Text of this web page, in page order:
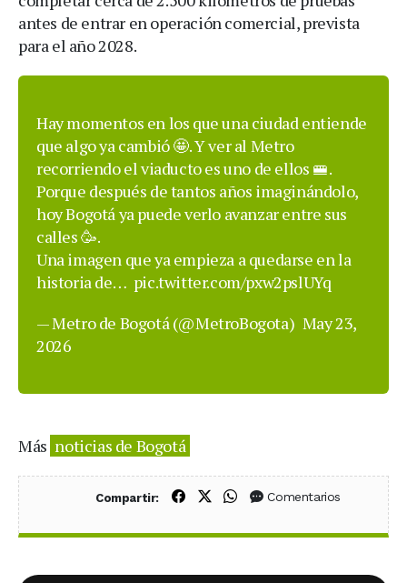
antes de entrar en operación comercial, prevista
para el año 2028.
Hay momentos en los que una ciudad entiende
que algo ya cambió 🤩. Y ver al Metro
recorriendo el viaducto es uno de ellos 🚝.
Porque después de tantos años imaginándolo,
hoy Bogotá ya puede verlo avanzar entre sus
calles 🥳.
Una imagen que ya empieza a quedarse en la
historia de… pic.twitter.com/pxw2pslUYq
— Metro de Bogotá (@MetroBogota) May 23,
2026
Más noticias de Bogotá
Compartir: Compartir en Facebook
Compartir en X (Twitter)
Compartir en WhatsApp
Comentarios